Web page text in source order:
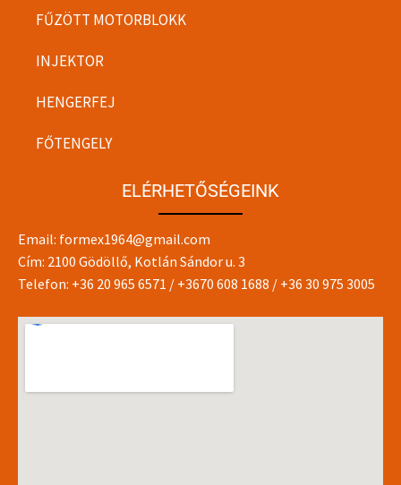
FŰZÖTT MOTORBLOKK
INJEKTOR
HENGERFEJ
FŐTENGELY
ELÉRHETŐSÉGEINK
Email: formex1964@gmail.com
Cím: 2100 Gödöllő, Kotlán Sándor u. 3
Telefon: +36 20 965 6571 / +3670 608 1688 / +36 30 975 3005